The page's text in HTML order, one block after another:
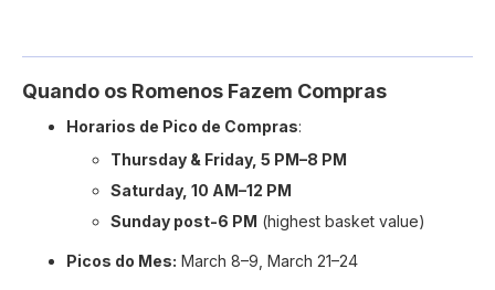
Quando os Romenos Fazem Compras
Horarios de Pico de Compras:
Thursday & Friday, 5 PM–8 PM
Saturday, 10 AM–12 PM
Sunday post-6 PM (highest basket value)
Picos do Mes: March 8–9, March 21–24